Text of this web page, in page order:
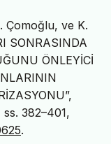
Çomoğlu, ve K.
SONRASINDA
ÖNLEYİCİ
382–401,
.